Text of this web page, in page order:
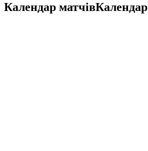
Календар матчівКалендар